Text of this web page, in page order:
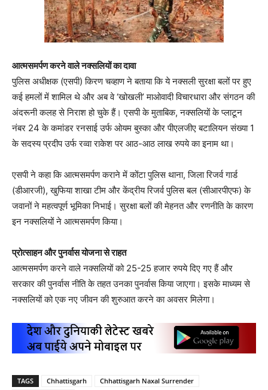
आत्मसमर्पण करने वाले नक्सलियों का दावा
पुलिस अधीक्षक (एसपी) किरण चव्हाण ने बताया कि ये नक्सली सुरक्षा बलों पर हुए
कई हमलों में शामिल थे और अब वे ‘खोखली’ माओवादी विचारधारा और संगठन की
अंदरूनी कलह से निराश हो चुके हैं। एसपी के मुताबिक, नक्सलियों के प्लाटून
नंबर 24 के कमांडर रनसाई उर्फ ​​ओयम बुस्का और पीएलजीए बटालियन संख्या 1
के सदस्य प्रदीप उर्फ ​​रव्वा राकेश पर आठ-आठ लाख रुपये का इनाम था।
एसपी ने कहा कि आत्मसमर्पण कराने में कोंटा पुलिस थाना, जिला रिजर्व गार्ड
(डीआरजी), खुफिया शाखा टीम और केंद्रीय रिजर्व पुलिस बल (सीआरपीएफ) के
जवानों ने महत्वपूर्ण भूमिका निभाई। सुरक्षा बलों की मेहनत और रणनीति के कारण
इन नक्सलियों ने आत्मसमर्पण किया।
प्रोत्साहन और पुनर्वास योजना से राहत
आत्मसमर्पण करने वाले नक्सलियों को 25-25 हजार रुपये दिए गए हैं और
सरकार की पुनर्वास नीति के तहत उनका पुनर्वास किया जाएगा। इसके माध्यम से
नक्सलियों को एक नए जीवन की शुरुआत करने का अवसर मिलेगा।
TAGS Chhattisgarh
Chhattisgarh Naxal Surrender